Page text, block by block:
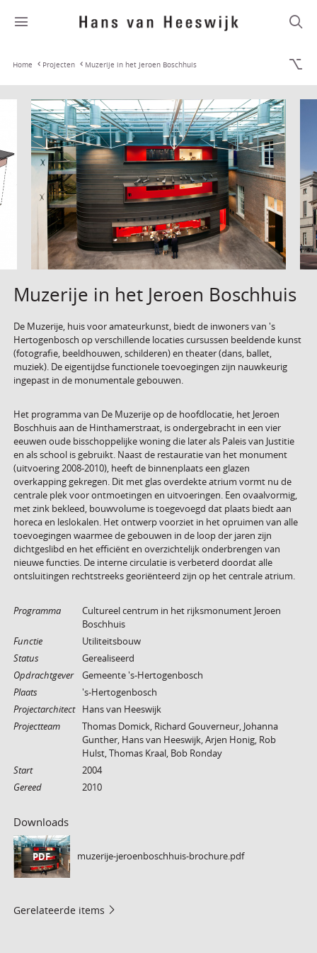
Home Projecten Muzerije in het Jeroen Boschhuis
Muzerije in het Jeroen Boschhuis
De Muzerije, huis voor amateurkunst, biedt de inwoners van 's
Hertogenbosch op verschillende locaties cursussen beeldende kunst
(fotografie, beeldhouwen, schilderen) en theater (dans, ballet,
muziek). De eigentijdse functionele toevoegingen zijn nauwkeurig
ingepast in de monumentale gebouwen.
Het programma van De Muzerije op de hoofdlocatie, het Jeroen
Boschhuis aan de Hinthamerstraat, is ondergebracht in een vier
eeuwen oude bisschoppelijke woning die later als Paleis van Justitie
en als school is gebruikt. Naast de restauratie van het monument
(uitvoering 2008-2010), heeft de binnenplaats een glazen
overkapping gekregen. Dit met glas overdekte atrium vormt nu de
centrale plek voor ontmoetingen en uitvoeringen. Een ovaalvormig,
met zink bekleed, bouwvolume is toegevoegd dat plaats biedt aan
horeca en leslokalen. Het ontwerp voorziet in het opruimen van alle
toevoegingen waarmee de gebouwen in de loop der jaren zijn
dichtgeslibd en het efficiënt en overzichtelijk onderbrengen van
nieuwe functies. De interne circulatie is verbeterd doordat alle
ontsluitingen rechtstreeks georiënteerd zijn op het centrale atrium.
Programma
Cultureel centrum in het rijksmonument Jeroen
Boschhuis
Functie
Utiliteitsbouw
Status
Gerealiseerd
Opdrachtgever
Gemeente 's-Hertogenbosch
Plaats
's-Hertogenbosch
Projectarchitect
Hans van Heeswijk
Projectteam
Thomas Domick, Richard Gouverneur, Johanna
Gunther, Hans van Heeswijk, Arjen Honig, Rob
Hulst, Thomas Kraal, Bob Ronday
Start
2004
Gereed
2010
Downloads
PDF muzerije-jeroenboschhuis-brochure.pdf
Gerelateerde items